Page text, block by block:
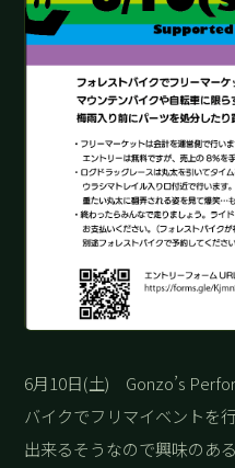
6月10日(土) Gonzo’s
バイクでフリマイベントを
出来るそうなので興味のあ